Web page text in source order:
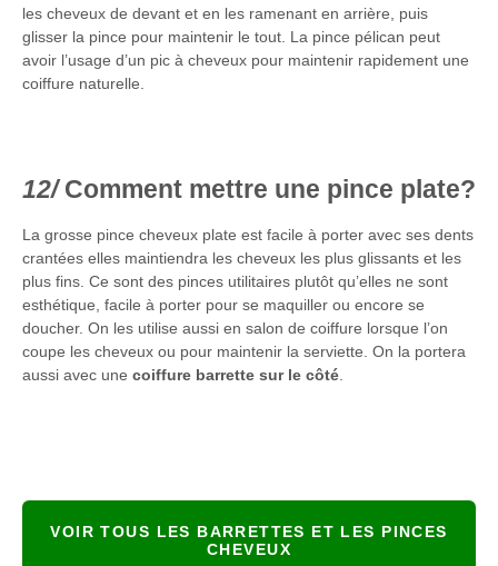
les cheveux de devant et en les ramenant en arrière, puis
glisser la pince pour maintenir le tout. La pince pélican peut
avoir l’usage d’un pic à cheveux pour maintenir rapidement une
coiffure naturelle.
Comment mettre une pince plate?
La grosse pince cheveux plate est facile à porter avec ses dents
crantées elles maintiendra les cheveux les plus glissants et les
plus fins. Ce sont des pinces utilitaires plutôt qu’elles ne sont
esthétique, facile à porter pour se maquiller ou encore se
doucher. On les utilise aussi en salon de coiffure lorsque l’on
coupe les cheveux ou pour maintenir la serviette. On la portera
aussi avec une coiffure barrette sur le côté.
VOIR TOUS LES BARRETTES ET LES PINCES
CHEVEUX